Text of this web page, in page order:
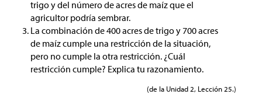
trigo y del número de acres de maíz que el
agricultor podría sembrar.
La combinación de 400 acres de trigo y 700 acres
de maíz cumple una restricción de la situación,
pero no cumple la otra restricción. ¿Cuál
restricción cumple? Explica tu razonamiento.
(de la Unidad 2, Lección 25.)